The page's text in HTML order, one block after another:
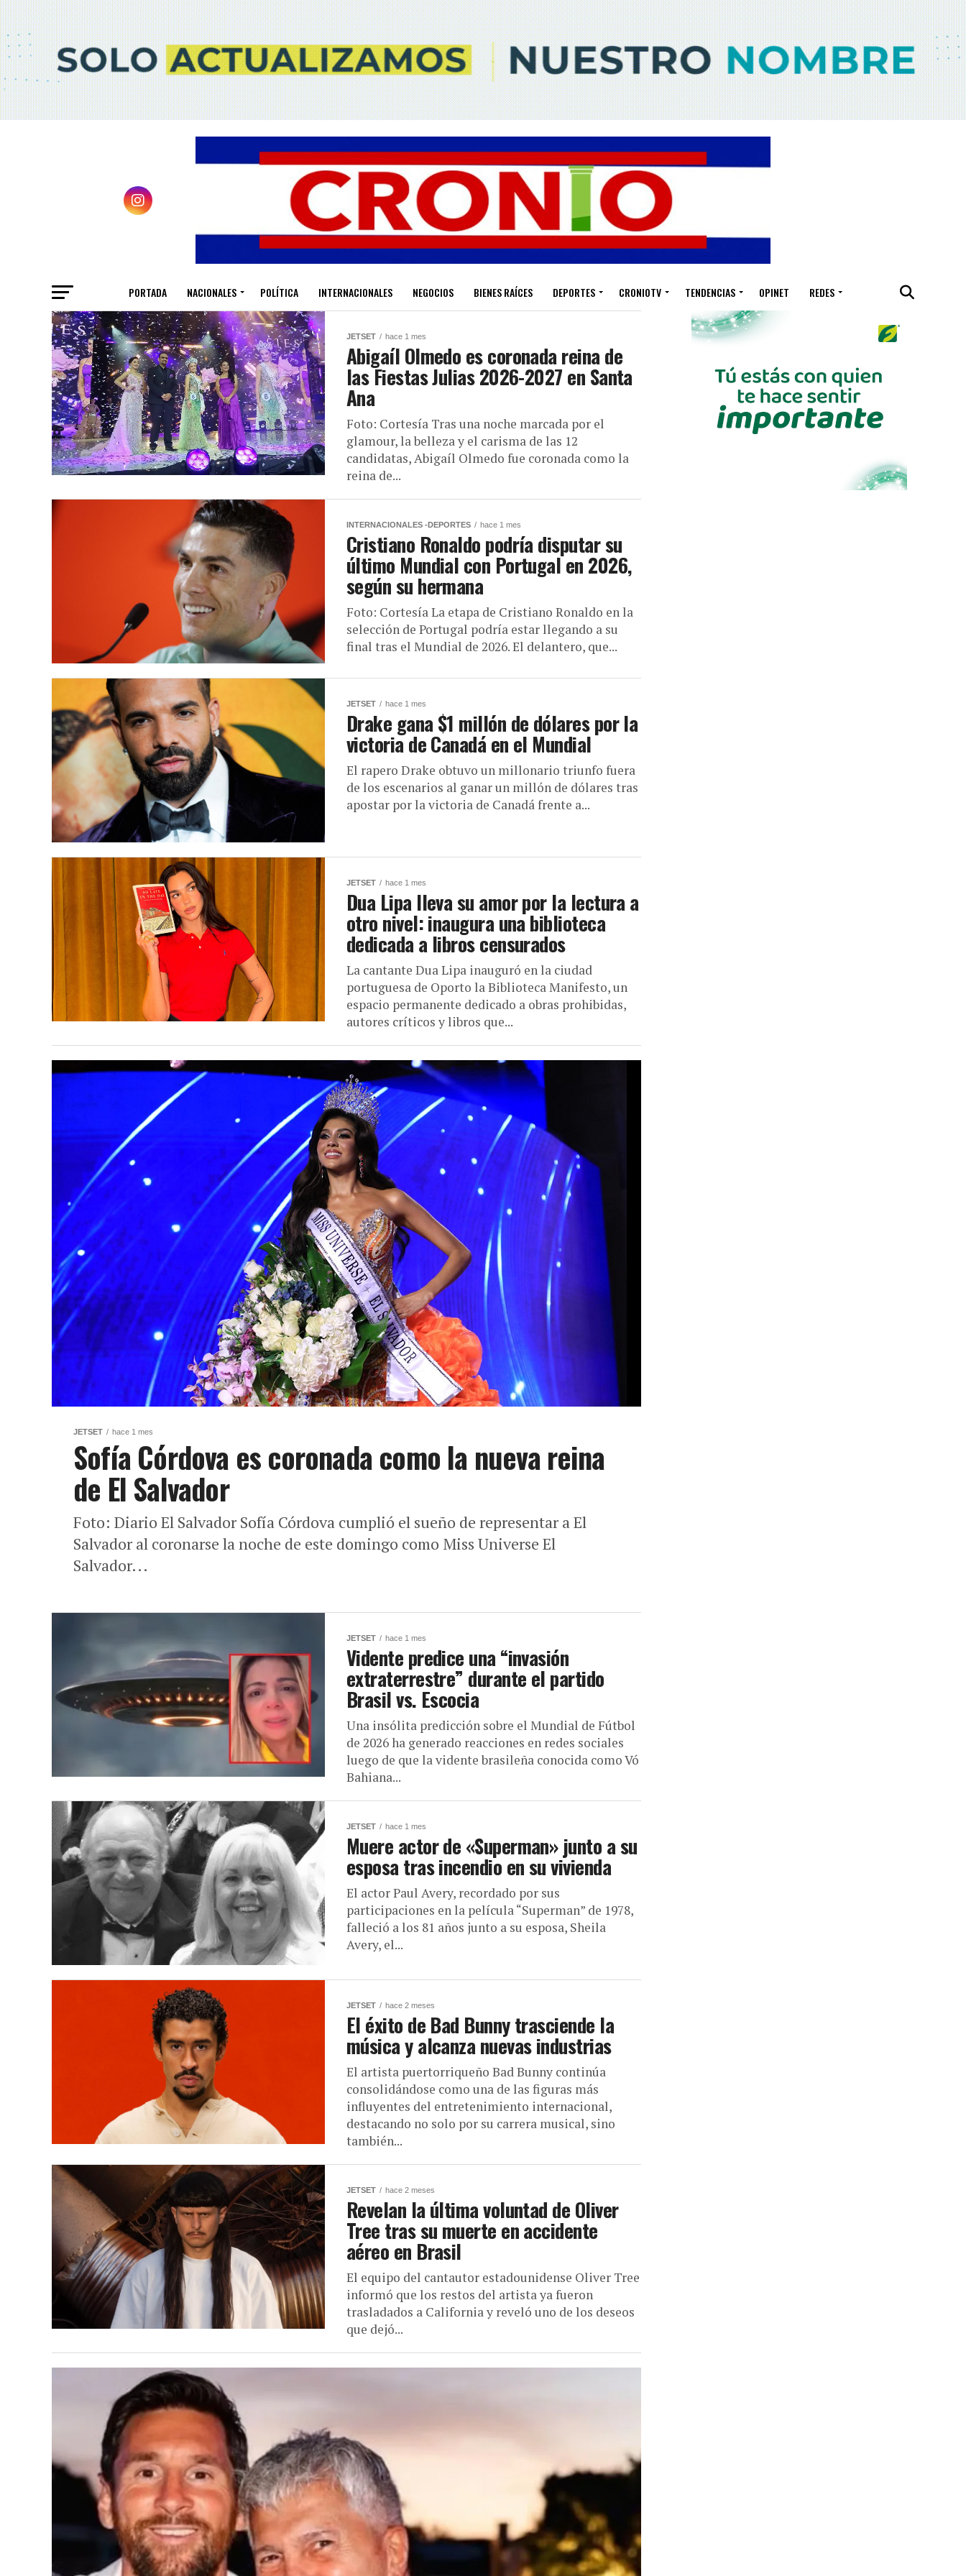
PORTADA NACIONALES POLÍTICA INTERNACIONALES NEGOCIOS BIENES RAÍCES DEPORTES CRONIOTV TENDENCIAS OPINET REDES
JETSET hace 1 mes
Abigaíl Olmedo es coronada reina de
las Fiestas Julias 2026-2027 en Santa
Ana
Foto: Cortesía Tras una noche marcada por el
glamour, la belleza y el carisma de las 12
candidatas, Abigaíl Olmedo fue coronada como la
reina de...
INTERNACIONALES -DEPORTES hace 1 mes
Cristiano Ronaldo podría disputar su
último Mundial con Portugal en 2026,
según su hermana
Foto: Cortesía La etapa de Cristiano Ronaldo en la
selección de Portugal podría estar llegando a su
final tras el Mundial de 2026. El delantero, que...
JETSET hace 1 mes
Drake gana $1 millón de dólares por la
victoria de Canadá en el Mundial
El rapero Drake obtuvo un millonario triunfo fuera
de los escenarios al ganar un millón de dólares tras
apostar por la victoria de Canadá frente a...
JETSET hace 1 mes
Dua Lipa lleva su amor por la lectura a
otro nivel: inaugura una biblioteca
dedicada a libros censurados
La cantante Dua Lipa inauguró en la ciudad
portuguesa de Oporto la Biblioteca Manifesto, un
espacio permanente dedicado a obras prohibidas,
autores críticos y libros que...
JETSET hace 1 mes
Sofía Córdova es coronada como la nueva reina
de El Salvador
Foto: Diario El Salvador Sofía Córdova cumplió el sueño de representar a El
Salvador al coronarse la noche de este domingo como Miss Universe El
Salvador...
JETSET hace 1 mes
Vidente predice una “invasión
extraterrestre” durante el partido
Brasil vs. Escocia
Una insólita predicción sobre el Mundial de Fútbol
de 2026 ha generado reacciones en redes sociales
luego de que la vidente brasileña conocida como Vó
Bahiana...
JETSET hace 1 mes
Muere actor de «Superman» junto a su
esposa tras incendio en su vivienda
El actor Paul Avery, recordado por sus
participaciones en la película “Superman” de 1978,
falleció a los 81 años junto a su esposa, Sheila
Avery, el...
JETSET hace 2 meses
El éxito de Bad Bunny trasciende la
música y alcanza nuevas industrias
El artista puertorriqueño Bad Bunny continúa
consolidándose como una de las figuras más
influyentes del entretenimiento internacional,
destacando no solo por su carrera musical, sino
también...
JETSET hace 2 meses
Revelan la última voluntad de Oliver
Tree tras su muerte en accidente
aéreo en Brasil
El equipo del cantautor estadounidense Oliver Tree
informó que los restos del artista ya fueron
trasladados a California y reveló uno de los deseos
que dejó...